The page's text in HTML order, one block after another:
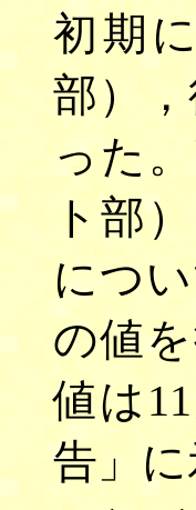
初期
部）
った
ト部
につ
の値
値は
告」に